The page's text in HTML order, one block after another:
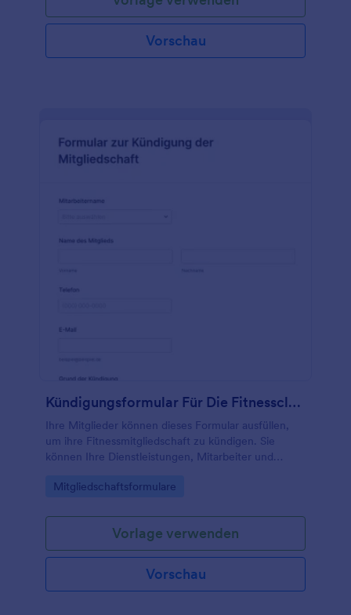
Vorschau
Kündigungsformular Für Die Fitnessclub Mitgliedschaft
Ihre Mitglieder können dieses Formular ausfüllen,
um ihre Fitnessmitgliedschaft zu kündigen. Sie
können Ihre Dienstleistungen, Mitarbeiter und
Go to Category:
Mitgliedschaftsformulare
Vorlage verwenden
Vorschau